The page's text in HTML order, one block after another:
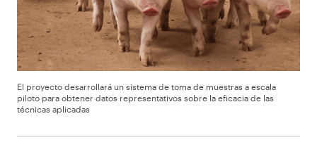
El proyecto desarrollará un sistema de toma de muestras a escala
piloto para obtener datos representativos sobre la eficacia de las
técnicas aplicadas